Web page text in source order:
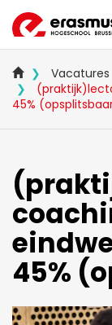
en
naar
de
inhoud
gaan
Vacatures
45%
45%